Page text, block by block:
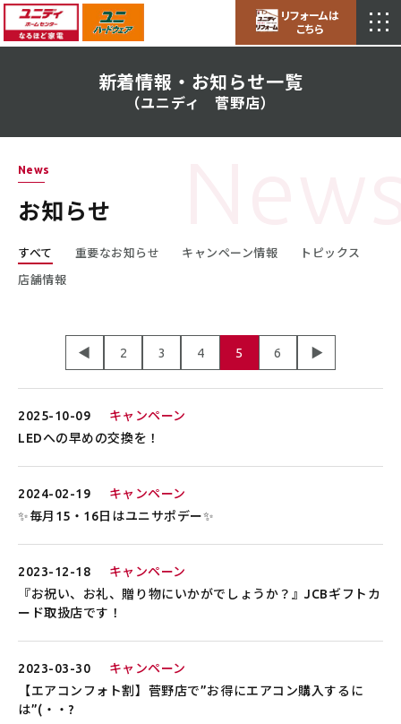
リフォームは
こちら
新着情報・お知らせ一覧
（ユニディ 菅野店）
営業時間／10:00～20:00 アクセス
News
お知らせ
すべて 重要なお知らせ キャンペーン情報 トピックス
店舗情報
2 3 4 5 6
◀ ▶
2025-10-09
キャンペーン
LEDへの早めの交換を！
2024-02-19
キャンペーン
✨毎月15・16日はユニサポデー✨
2023-12-18
キャンペーン
『お祝い、お礼、贈り物にいかがでしょうか？』JCBギフトカ
ード取扱店です！
2023-03-30
キャンペーン
【エアコンフォト割】菅野店で”お得にエアコン購入するに
は”(・・?